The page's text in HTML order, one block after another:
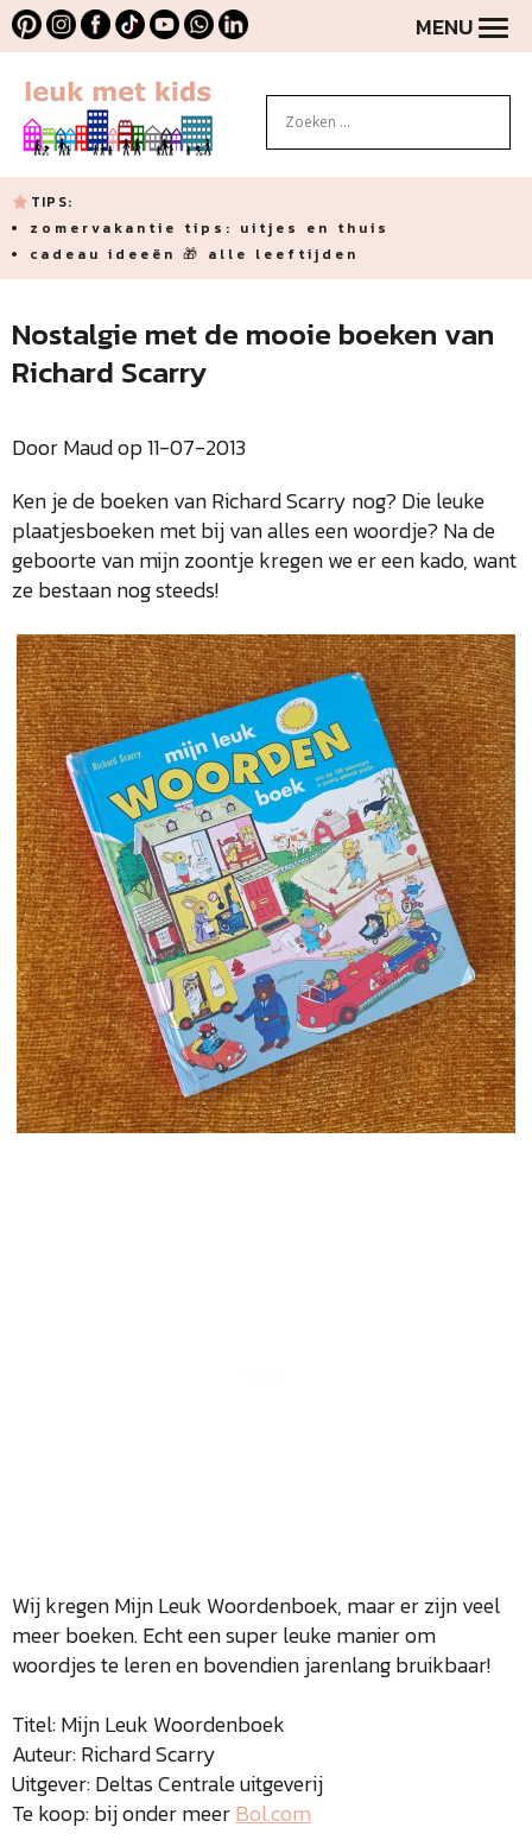
MENU
TIPS:
zomervakantie tips: uitjes en thuis
cadeau ideeën 🎁 alle leeftijden
Nostalgie met de mooie boeken van
Richard Scarry
Door Maud op 11-07-2013
Ken je de boeken van Richard Scarry nog? Die leuke
plaatjesboeken met bij van alles een woordje? Na de
geboorte van mijn zoontje kregen we er een kado, want
ze bestaan nog steeds!
Wij kregen Mijn Leuk Woordenboek, maar er zijn veel
meer boeken. Echt een super leuke manier om
woordjes te leren en bovendien jarenlang bruikbaar!
Titel: Mijn Leuk Woordenboek
Auteur: Richard Scarry
Uitgever: Deltas Centrale uitgeverij
Te koop: bij onder meerBol.com